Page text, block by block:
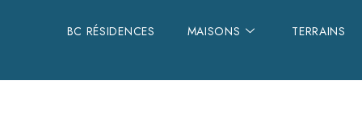
BC RÉSIDENCES MAISONS TERRAINS
BC RÉSIDENCES MAISONS TERRAINS